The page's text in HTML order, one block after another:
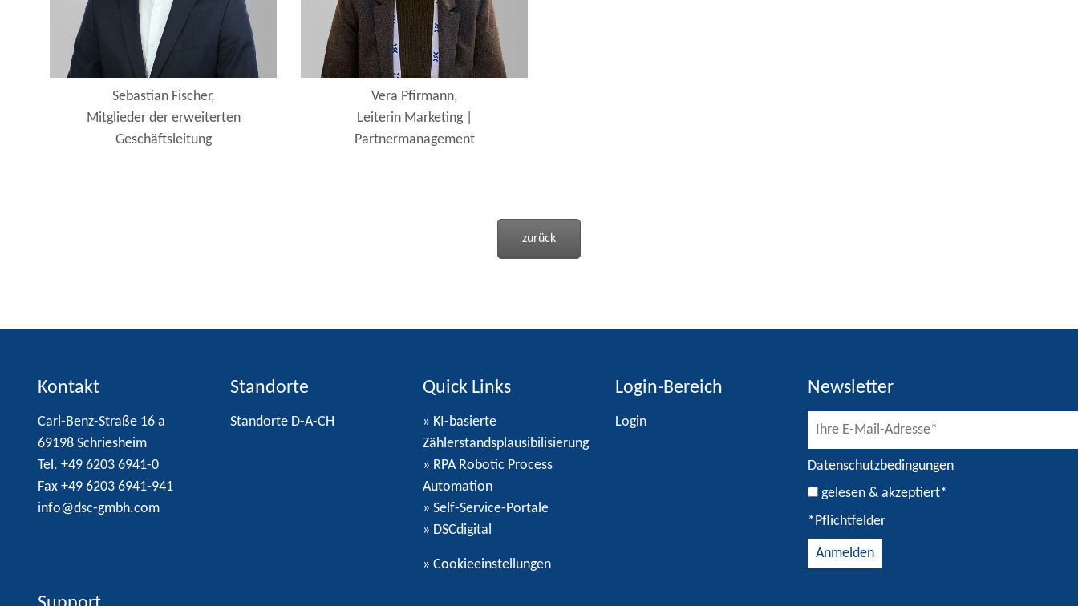
Sebastian Fischer,
Mitglieder der erweiterten
Geschäftsleitung
Vera Pfirmann,
Leiterin Marketing |
Partnermanagement
zurück
Kontakt
Carl-Benz-Straße 16 a
69198 Schriesheim
Tel. +49 6203 6941-0
Fax +49 6203 6941-941
info@dsc-gmbh.com
Standorte
Standorte D-A-CH
Quick Links
» KI-basierte
Zählerstandsplausibilisierung
» RPA Robotic Process
Automation
» Self-Service-Portale
» DSCdigital
» Cookieeinstellungen
Login-Bereich
Login
Newsletter
Datenschutzbedingungen
gelesen & akzeptiert*
*Pflichtfelder